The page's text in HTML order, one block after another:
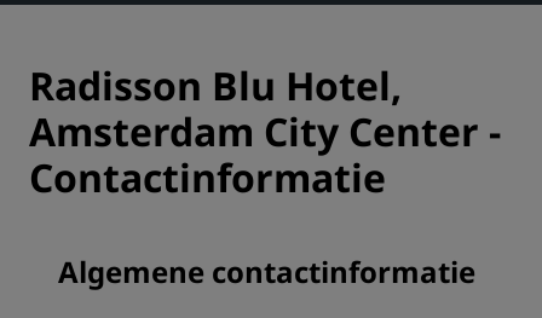
Radisson Blu Hotel,
Amsterdam City Center -
Contactinformatie
Algemene contactinformatie